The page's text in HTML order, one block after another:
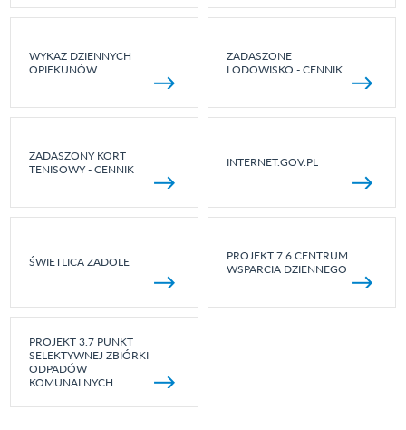
WYKAZ DZIENNYCH
OPIEKUNÓW
ZADASZONE
LODOWISKO - CENNIK
ZADASZONY KORT
TENISOWY - CENNIK
INTERNET.GOV.PL
ŚWIETLICA ZADOLE
PROJEKT 7.6 CENTRUM
WSPARCIA DZIENNEGO
PROJEKT 3.7 PUNKT
SELEKTYWNEJ ZBIÓRKI
ODPADÓW
KOMUNALNYCH